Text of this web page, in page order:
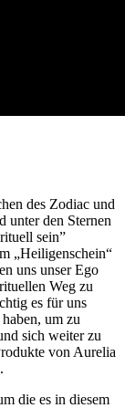
des Zodiac und
unter den Sternen
sein”
„Heiligenschein“
uns unser Ego
Weg zu
es für uns
um zu
sich weiter zu
von Aurelia
die es in diesem